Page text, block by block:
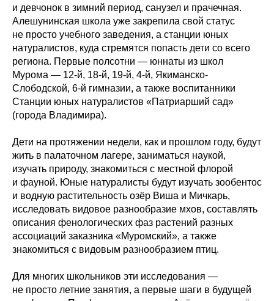
и девчонок в зимний период, санузел и прачечная.
Алешунинская школа уже закрепила свой статус
не просто учебного заведения, а станции юных
натуралистов, куда стремятся попасть дети со всего
региона. Первые полсотни — юннаты из школ
Мурома — 12-й, 18-й, 19-й, 4-й, Якиманско-
Слободской, 6-й гимназии, а также воспитанники
Станции юных натуралистов «Патриарший сад»
(города Владимира).
Дети на протяжении недели, как и прошлом году, будут
жить в палаточном лагере, заниматься наукой,
изучать природу, знакомиться с местной флорой
и фауной. Юные натуралисты будут изучать зообентос
и водную растительность озёр Виша и Мичкарь,
исследовать видовое разнообразие мхов, составлять
описания фенологических фаз растений разных
ассоциаций заказника «Муромский», а также
знакомиться с видовым разнообразием птиц.
Для многих школьников эти исследования —
не просто летние занятия, а первые шаги в будущей